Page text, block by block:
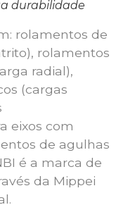
durabilidade
rolamentos de
rolamentos
radial),
(cargas
eixos com
de agulhas
é a marca de
da Mippei